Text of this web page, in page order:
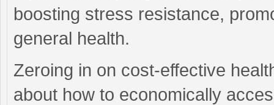
boosting stress resistance,
general health.
Zeroing in on cost-effective
about how to economically